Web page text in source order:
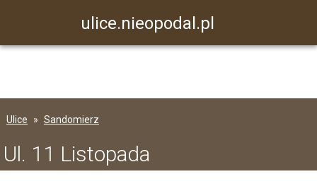
ulice.nieopodal.pl
Ulice Sandomierz
Ul. 11 Listopada